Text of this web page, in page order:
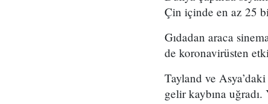
Çin içinde en az 25
Gıdadan araca
de koronavirüsten
Tayland ve
gelir kaybına uğradı.